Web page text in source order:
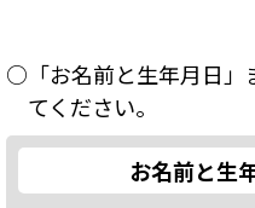
○「お名前と生年月日」
てください。
お名前と生